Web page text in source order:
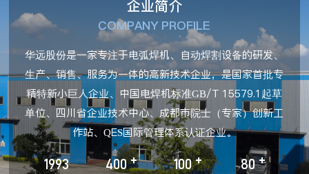
企业简介
COMPANY PROFILE
华远股份是一家专注于电弧焊机、自动焊割设备的研发、
生产、销售、服务为一体的高新技术企业，是国家首批专
精特新小巨人企业、中国电焊机标准GB/T 15579.1起草
单位、四川省企业技术中心、成都市院士（专家）创新工
作站、QES国际管理体系认证企业。
1993 400 + 100 + 80 +